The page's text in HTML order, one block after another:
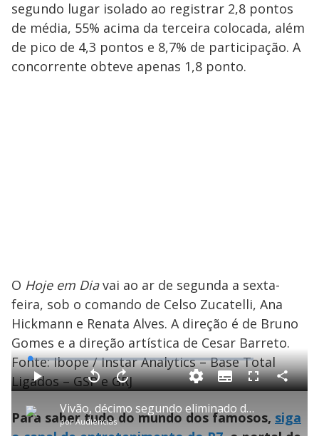
segundo lugar isolado ao registrar 2,8 pontos
de média, 55% acima da terceira colocada, além
de pico de 4,3 pontos e 8,7% de participação. A
concorrente obteve apenas 1,8 ponto.
O Hoje em Diavai ao ar de segunda a sexta-
feira, sob o comando de Celso Zucatelli, Ana
Hickmann e Renata Alves. A direção é de Bruno
Gomes e a direção artística de Cesar Barreto.
Fonte: Ibope / Instar Analytics – Base Total
Ligados – GSP e GRJ
P Vivão, décimo segundo eliminado da Casa do Patrão, relembra trajetória de protagonista no reality
porAudiências
P V
t
a
r
A
n
ç
a
L
o
a
d
e
:
1
.
1
S
u
b
i
t
l
F
s
c
C
o
a
r
Para saber tudo do mundo dos famosos, siga